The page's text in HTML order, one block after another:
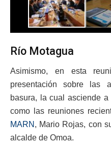
Río Motagua
Asimismo, en esta
presentación sobre las
basura, la cual asciende
como las reuniones
MARN , Mario Rojas, con
alcalde de Omoa.